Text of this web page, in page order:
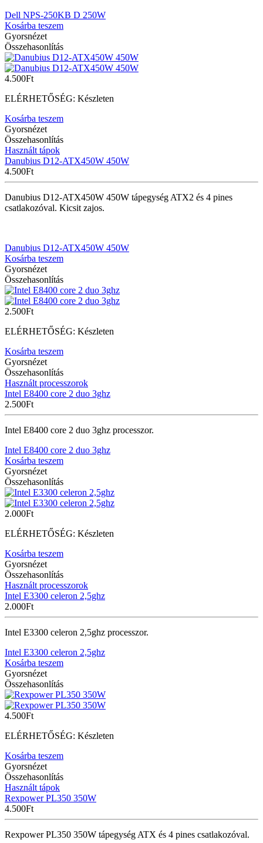
Dell NPS-250KB D 250W
Kosárba teszem
Gyorsnézet
Összehasonlítás
4.500Ft
ELÉRHETŐSÉG: Készleten
Kosárba teszem
Gyorsnézet
Összehasonlítás
Használt tápok
Danubius D12-ATX450W 450W
4.500Ft
Danubius D12-ATX450W 450W tápegység ATX2 és 4 pines
csatlakozóval. Kicsit zajos.
Danubius D12-ATX450W 450W
Kosárba teszem
Gyorsnézet
Összehasonlítás
2.500Ft
ELÉRHETŐSÉG: Készleten
Kosárba teszem
Gyorsnézet
Összehasonlítás
Használt processzorok
Intel E8400 core 2 duo 3ghz
2.500Ft
Intel E8400 core 2 duo 3ghz processzor.
Intel E8400 core 2 duo 3ghz
Kosárba teszem
Gyorsnézet
Összehasonlítás
2.000Ft
ELÉRHETŐSÉG: Készleten
Kosárba teszem
Gyorsnézet
Összehasonlítás
Használt processzorok
Intel E3300 celeron 2,5ghz
2.000Ft
Intel E3300 celeron 2,5ghz processzor.
Intel E3300 celeron 2,5ghz
Kosárba teszem
Gyorsnézet
Összehasonlítás
4.500Ft
ELÉRHETŐSÉG: Készleten
Kosárba teszem
Gyorsnézet
Összehasonlítás
Használt tápok
Rexpower PL350 350W
4.500Ft
Rexpower PL350 350W tápegység ATX és 4 pines csatlakozóval.